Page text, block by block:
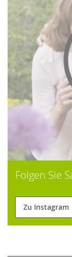
Folgen Sie
Zu Instagram